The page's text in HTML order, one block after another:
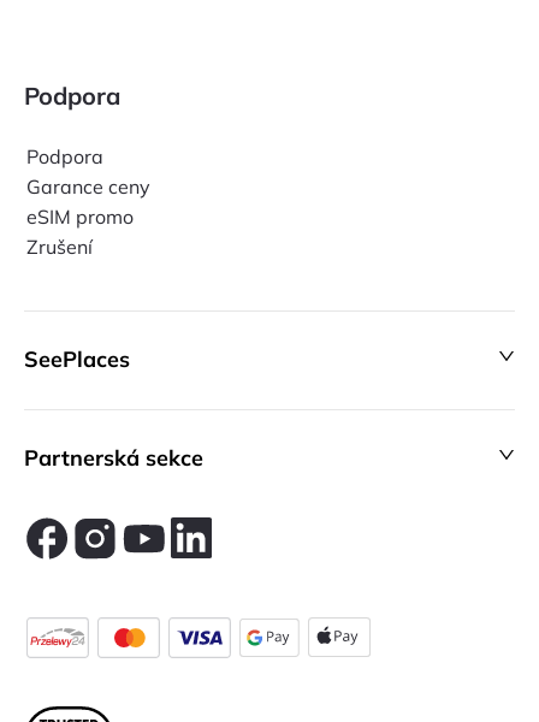
Podpora
Podpora
Garance ceny
eSIM promo
Zrušení
SeePlaces
Partnerská sekce